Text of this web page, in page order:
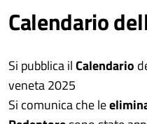
Condividi
network
Calendario
Si pubblica ilCalendario
veneta 2025
Si comunica che le